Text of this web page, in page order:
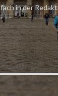
in der